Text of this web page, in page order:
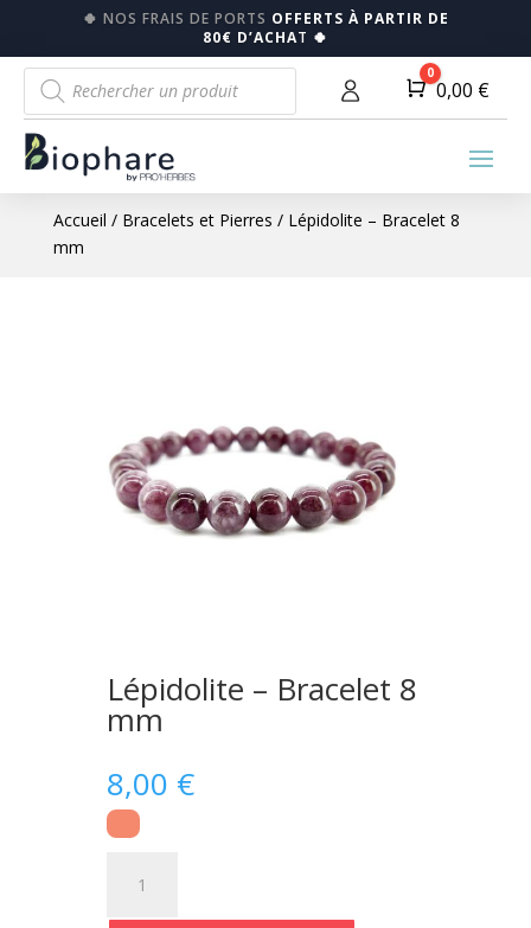
🍀 NOS FRAIS DE PORTS OFFERTS À PARTIR DE
80€ D’ACHAT 🍀
Recherche
de
produits
Panier
0
0,00 €
Accueil / Bracelets et Pierres / Lépidolite – Bracelet 8
mm
Lépidolite – Bracelet 8
mm
8,00 €
Lépidolite